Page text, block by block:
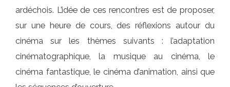
ardéchois. L’idée de ces rencontres est de proposer,
sur une heure de cours, des réflexions autour du
cinéma sur les thèmes suivants : l’adaptation
cinématographique, la musique au cinéma, le
cinéma fantastique, le cinéma d’animation, ainsi que